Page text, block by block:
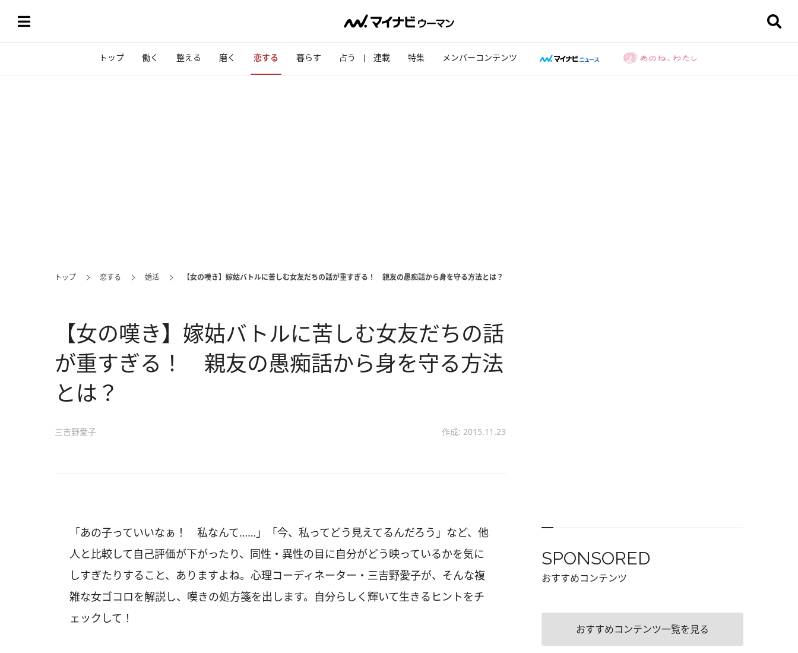
トップ 働く 整える 磨く 恋する 暮らす 占う 連載 特集 メンバーコンテンツ
トップ 恋する 婚活 【女の嘆き】嫁姑バトルに苦しむ女友だちの話が重すぎる！ 親友の愚痴話から身を守る方法とは？
【女の嘆き】嫁姑バトルに苦しむ女友だちの話
が重すぎる！ 親友の愚痴話から身を守る方法
とは？
三吉野愛子 作成: 2015.11.23
「あの子っていいなぁ！ 私なんて……」「今、私ってどう見えてるんだろう」など、他
人と比較して自己評価が下がったり、同性・異性の目に自分がどう映っているかを気に
しすぎたりすること、ありますよね。心理コーディネーター・三吉野愛子が、そんな複
雑な女ゴコロを解説し、嘆きの処方箋を出します。自分らしく輝いて生きるヒントをチ
ェックして！
SPONSORED
おすすめコンテンツ
おすすめコンテンツ一覧を見る